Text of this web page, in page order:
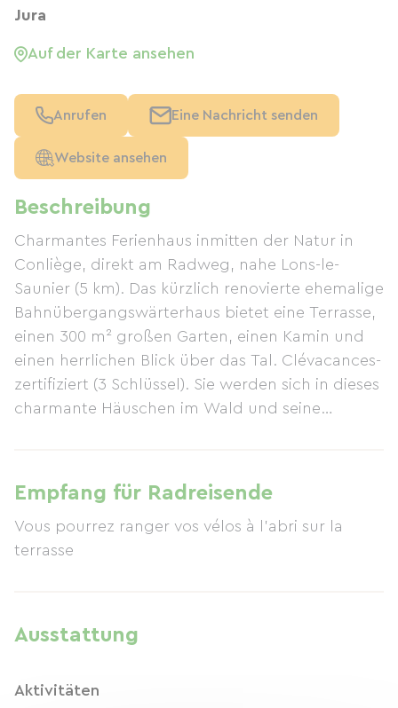
Beschreibung
Charmantes Ferienhaus inmitten der Natur in
Conliège, direkt am Radweg, nahe Lons-le-
Saunier (5 km). Das kürzlich renovierte ehemalige
Bahnübergangswärterhaus bietet eine Terrasse,
einen 300 m² großen Garten, einen Kamin und
einen herrlichen Blick über das Tal. Clévacances-
zertifiziert (3 Schlüssel). Sie werden sich in dieses
charmante Häuschen im Wald und seine
und eine Stereoanlage. Die voll ausgestattete
Küche bietet Kühlschrank, Herd, Backofen,
Mikrowelle, Kaffeemaschine, Wasserkocher und
Toaster. Im Erdgeschoss befindet sich ein
Hauptschlafzimmer und ein Kinderzimmer
(Etagenbetten) mit neuer Bettwäsche. Genießen
den 300 m² großen Garten – ideal zum
Empfang für Radreisende
Vous pourrez ranger vos vélos à l'abri sur la
terrasse
Ausstattung
Aktivitäten
Jura
Auf der Karte ansehen
Anrufen Eine Nachricht senden
Website ansehen